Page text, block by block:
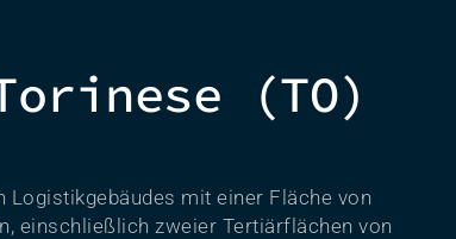
(TO)
Logistikgebäudes mit einer Fläche von
einschließlich zweier Tertiärflächen von